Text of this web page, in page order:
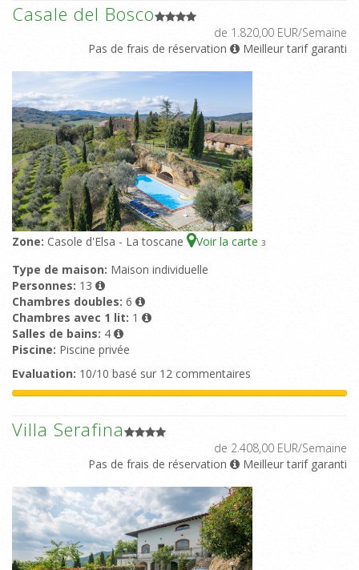
Casale del Bosco
de 1.820,00 EUR/Semaine
Pas de frais de réservation
Meilleur tarif garanti
Zone: Casole d'Elsa - La toscane Voir la carte 3
Type de maison: Maison individuelle
Personnes: 13
Chambres doubles: 6
Chambres avec 1 lit: 1
Salles de bains: 4
Piscine: Piscine privée
Evaluation: 10/10 basé sur 12 commentaires
Villa Serafina
de 2.408,00 EUR/Semaine
Pas de frais de réservation
Meilleur tarif garanti